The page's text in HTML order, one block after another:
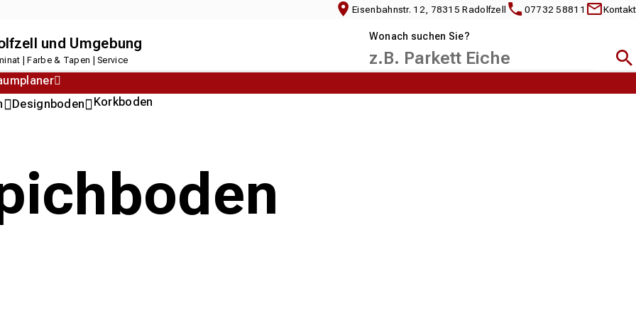
Eisenbahnstr. 12, 78315 Radolfzell 07732 58811 Kontakt
und Umgebung
| Farbe & Tapen | Service
Wonach suchen Sie?
Designboden Korkboden